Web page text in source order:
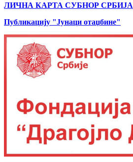
ЛИЧНА КАРТА СУБНОР СРБИЈА
Публикацију "Јунаци отаџбине"